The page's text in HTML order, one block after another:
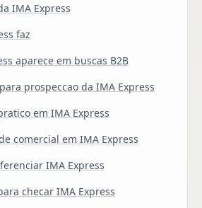
IMA Express
faz
aparece em buscas B2B
prospeccao da IMA Express
em IMA Express
comercial em IMA Express
IMA Express
checar IMA Express